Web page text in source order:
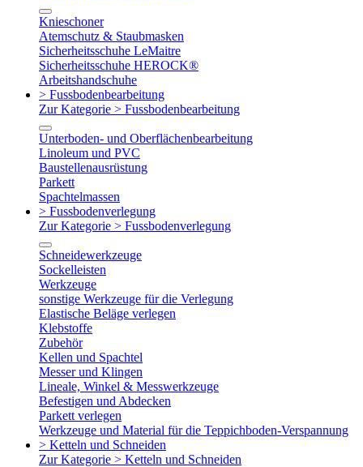
Knieschoner
Atemschutz & Staubmasken
Sicherheitsschuhe LeMaitre
Sicherheitsschuhe HEROCK®
Arbeitshandschuhe
> Fussbodenbearbeitung
Zur Kategorie > Fussbodenbearbeitung
Unterboden- und Oberflächenbearbeitung
Linoleum und PVC
Baustellenausrüstung
Parkett
Spachtelmassen
> Fussbodenverlegung
Zur Kategorie > Fussbodenverlegung
Schneidewerkzeuge
Sockelleisten
Werkzeuge
sonstige Werkzeuge für die Verlegung
Elastische Beläge verlegen
Klebstoffe
Zubehör
Kellen und Spachtel
Messer und Klingen
Lineale, Winkel & Messwerkzeuge
Befestigen und Abdecken
Parkett verlegen
Werkzeuge und Material für die Teppichboden-Verspannung
> Ketteln und Schneiden
Zur Kategorie > Ketteln und Schneiden